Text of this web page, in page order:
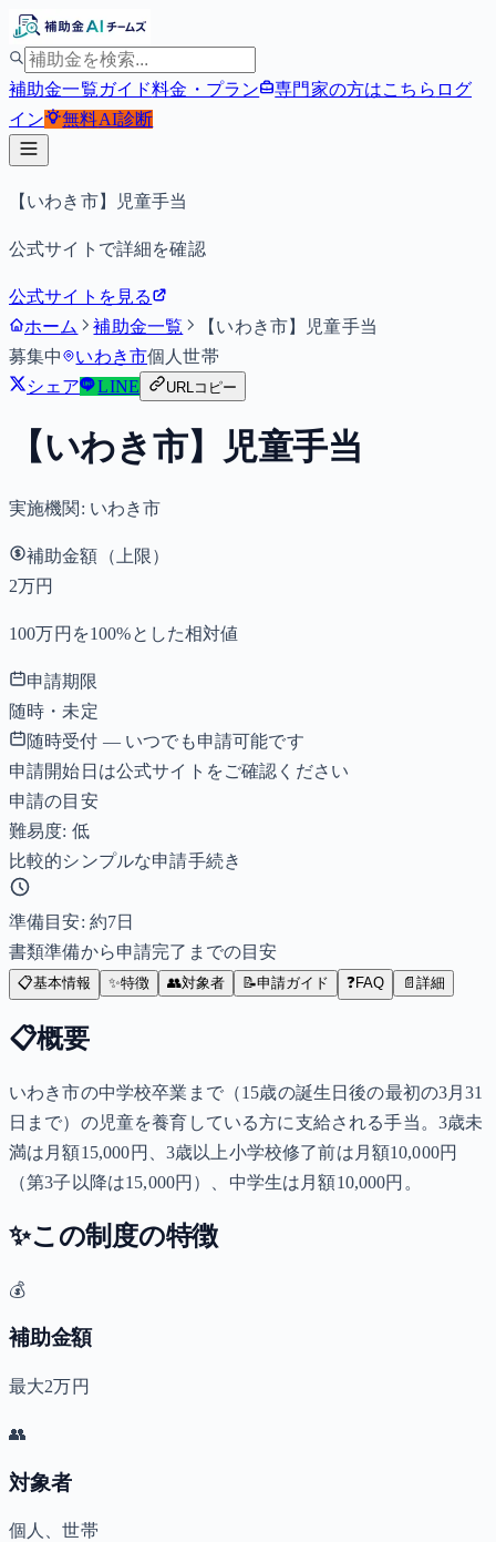
補助金一覧ガイド料金・プラン 専門家の方はこちら ログ
イン
無料AI診断
【いわき市】児童手当
公式サイトで詳細を確認
公式サイトを見る
ホーム
補助金一覧
【いわき市】児童手当
募集中
いわき市個人世帯
シェア
LINE URLコピー
【いわき市】児童手当
実施機関: いわき市
補助金額（上限）
2万円
100万円を100%とした相対値
申請期限
随時・未定
随時受付 — いつでも申請可能です
申請開始日は公式サイトをご確認ください
申請の目安
難易度: 低
比較的シンプルな申請手続き
準備目安: 約7日
書類準備から申請完了までの目安
📋基本情報 ✨特徴 👥対象者 📝申請ガイド ❓FAQ 📄 詳細
📋概要
いわき市の中学校卒業まで（15歳の誕生日後の最初の3月31
日まで）の児童を養育している方に支給される手当。3歳未
満は月額15,000円、3歳以上小学校修了前は月額10,000円
（第3子以降は15,000円）、中学生は月額10,000円。
✨この制度の特徴
💰
補助金額
最大2万円
👥
対象者
個人、世帯